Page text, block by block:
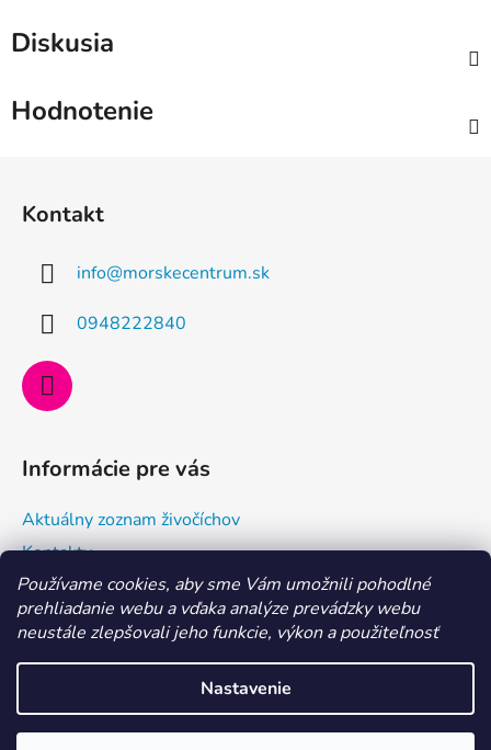
Používame cookies, aby sme Vám umožnili pohodlné
prehliadanie webu a vďaka analýze prevádzky webu
neustále zlepšovali jeho funkcie, výkon a použiteľnosť
Nastavenie
Diskusia
Hodnotenie
Kontakt
info@morskecentrum.sk
0948222840
Informácie pre vás
Aktuálny zoznam živočíchov
Kontakty
Doprava a ako nakupovať
Všeobecné obchodné podmienky a dodacie podmienky
Vytvoril Shoptet